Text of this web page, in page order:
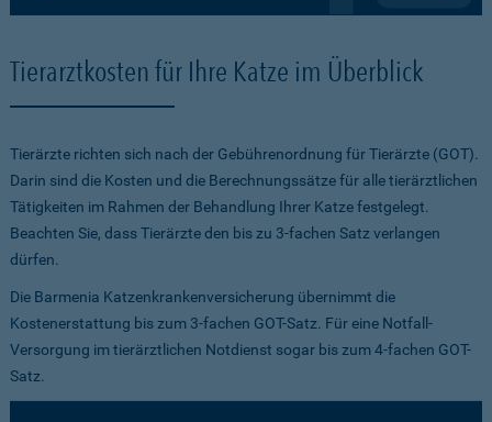
Tierarztkosten für Ihre Katze im Überblick
Tierärzte richten sich nach der Gebührenordnung für Tierärzte (GOT).
Darin sind die Kosten und die Berechnungssätze für alle tierärztlichen
Tätigkeiten im Rahmen der Behandlung Ihrer Katze festgelegt.
Beachten Sie, dass Tierärzte den bis zu 3-fachen Satz verlangen
dürfen.
Die Barmenia Katzenkrankenversicherung übernimmt die
Kostenerstattung bis zum 3-fachen GOT-Satz. Für eine Notfall-
Versorgung im tierärztlichen Notdienst sogar bis zum 4-fachen GOT-
Satz.